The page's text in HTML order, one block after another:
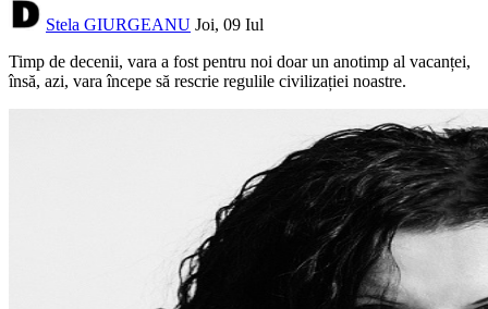
Stela GIURGEANU Joi, 09 Iul
Timp de decenii, vara a fost pentru noi doar un anotimp al vacanței,
însă, azi, vara începe să rescrie regulile civilizației noastre.